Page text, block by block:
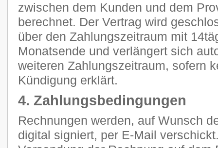
zwischen dem Kunden und dem
berechnet. Der Vertrag wird
über den Zahlungszeitraum mit
Monatsende und verlängert sich
weiteren Zahlungszeitraum, sofern
Kündigung erklärt.
4. Zahlungsbedingungen
Rechnungen werden, auf Wunsch
digital signiert, per E-Mail